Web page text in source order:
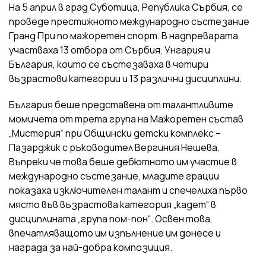
На 5 април в град Суботица, Република Сърбия, се
проведе престижното международно състезание
Гранд При по мажоретен спорт. В надпреварата
участваха 13 отбора от Сърбия, Унгария и
България, които се състезаваха в четири
възрастови категории и 13 различни дисциплини.
България беше представена от талантливите
момичета от трета група на Мажоретен състав
„Мистерия“ при Общински детски комплекс –
Пазарджик с ръководител Вергиния Нешева.
Въпреки че това беше дебютното им участие в
международно състезание, младите грации
показаха изключителен талант и спечелиха първо
място във възрастова категория „кадет“ в
дисциплината „група пом-пон“. Освен това,
впечатляващото им изпълнение им донесе и
награда за най-добра композиция.